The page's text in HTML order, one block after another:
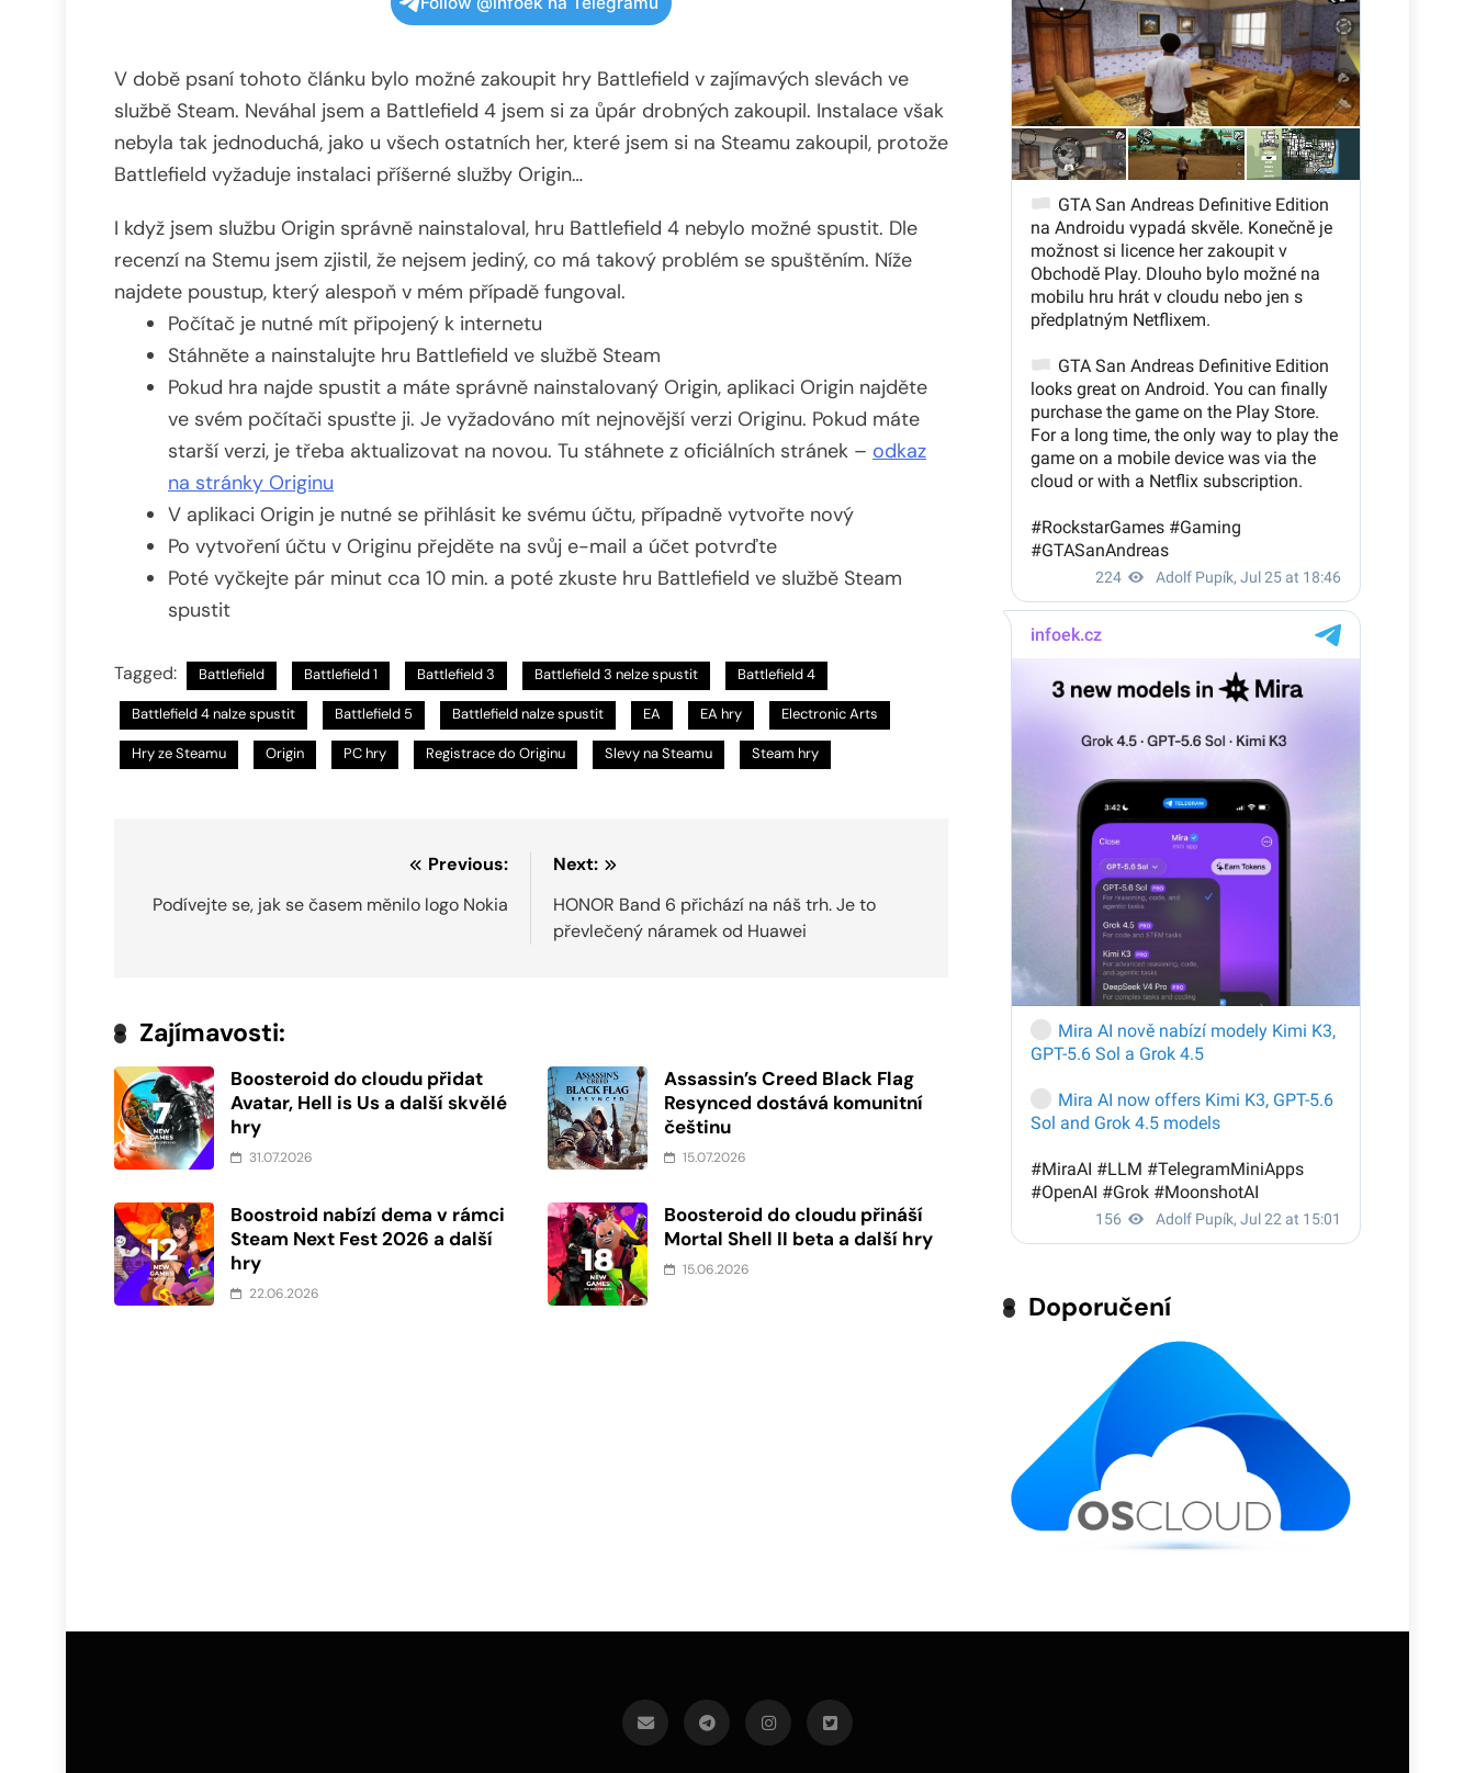
V době psaní tohoto článku bylo možné zakoupit hry Battlefield v zajímavých slevách ve
službě Steam. Neváhal jsem a Battlefield 4 jsem si za ůpár drobných zakoupil. Instalace však
nebyla tak jednoduchá, jako u všech ostatních her, které jsem si na Steamu zakoupil, protože
Battlefield vyžaduje instalaci příšerné služby Origin…
I když jsem službu Origin správně nainstaloval, hru Battlefield 4 nebylo možné spustit. Dle
recenzí na Stemu jsem zjistil, že nejsem jediný, co má takový problém se spuštěním. Níže
najdete poustup, který alespoň v mém případě fungoval.
Počítač je nutné mít připojený k internetu
Stáhněte a nainstalujte hru Battlefield ve službě Steam
Pokud hra najde spustit a máte správně nainstalovaný Origin, aplikaci Origin najděte
ve svém počítači spusťte ji. Je vyžadováno mít nejnovější verzi Originu. Pokud máte
starší verzi, je třeba aktualizovat na novou. Tu stáhnete z oficiálních stránek – odkaz
na stránky Originu
V aplikaci Origin je nutné se přihlásit ke svému účtu, případně vytvořte nový
Po vytvoření účtu v Originu přejděte na svůj e-mail a účet potvrďte
Poté vyčkejte pár minut cca 10 min. a poté zkuste hru Battlefield ve službě Steam
spustit
Tagged: Battlefield Battlefield 1 Battlefield 3 Battlefield 3 nelze spustit Battlefield 4
Battlefield 4 nalze spustit Battlefield 5 Battlefield nalze spustit EA EA hry Electronic Arts
Hry ze Steamu Origin PC hry Registrace do Originu Slevy na Steamu Steam hry
pro
Previous:
Podívejte se, jak se časem měnilo logo Nokia
Next:
HONOR Band 6 přichází na náš trh. Je to
převlečený náramek od Huawei
Zajímavosti:
Boosteroid do cloudu přidat
Avatar, Hell is Us a další skvělé
hry
31.07.2026
Assassin’s Creed Black Flag
Resynced dostává komunitní
češtinu
15.07.2026
Boostroid nabízí dema v rámci
Steam Next Fest 2026 a další
hry
22.06.2026
Boosteroid do cloudu přináší
Mortal Shell II beta a další hry
15.06.2026
Doporučení